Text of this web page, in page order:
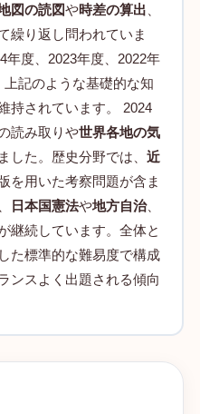
図の読図や時差の算出
繰り返し問われていま
年度、2023年度、2022年
記のような基礎的な知
持されています。 2024
読み取りや世界各地の気
した。歴史分野では、 近
を用いた考察問題が含ま
日本国憲法や地方自治、
継続しています。全体と
た標準的な難易度で構成
ンスよく出題される傾向